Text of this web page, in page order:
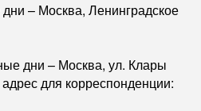
– Москва, Ленинградское
дни – Москва, ул. Клары
для корреспонденции: